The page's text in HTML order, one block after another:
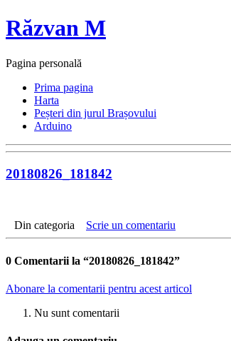
Răzvan M
Pagina personală
Prima pagina
Harta
Peșteri din jurul Brașovului
Arduino
20180826_181842
Din categoria Scrie un comentariu
0 Comentarii la “20180826_181842”
Abonare la comentarii pentru acest articol
Nu sunt comentarii